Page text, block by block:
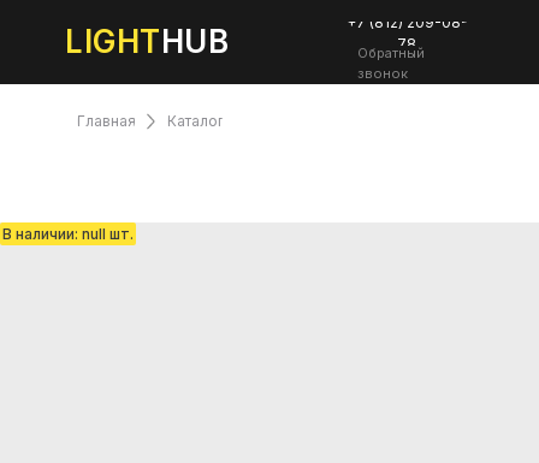
LIGHTHUB
+7 (812) 209-08-
78
Обратный
звонок
Каталог
Главная